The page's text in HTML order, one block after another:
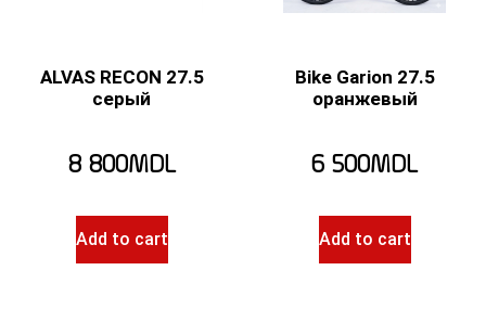
ALVAS RECON 27.5
серый
8 800MDL
Add to cart
Bike Garion 27.5
оранжевый
6 500MDL
Add to cart